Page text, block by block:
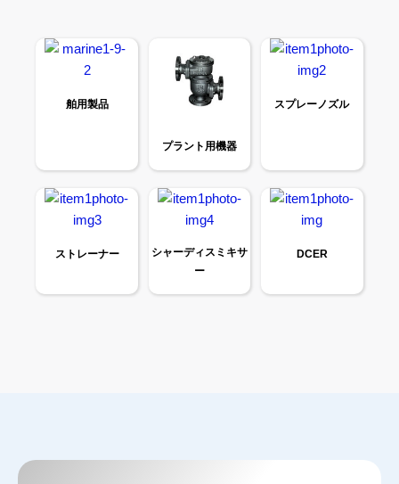
舶用製品
プラント用機器
スプレーノズル
ストレーナー
シャーディスミキサ
ー
DCER